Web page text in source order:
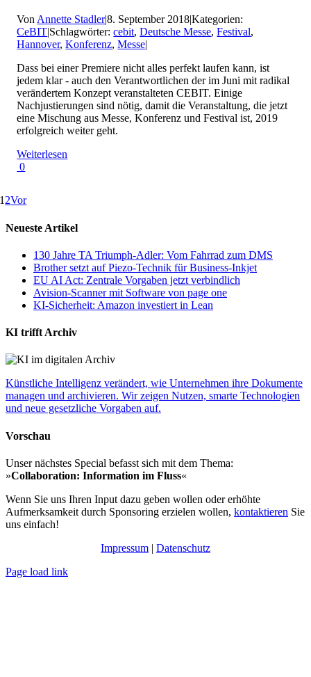
Von Annette Stadler|8. September 2018|Kategorien:
CeBIT|Schlagwörter:cebit,Deutsche Messe,Festival,
Hannover,Konferenz,Messe|
Dass bei einer Premiere nicht alles perfekt laufen kann, ist
jedem klar - auch den Verantwortlichen der im Juni mit radikal
verändertem Konzept veranstalteten CEBIT. Einige
Nachjustierungen sind nötig, damit die Veranstaltung, die jetzt
eine Mischung aus Messe, Konferenz und Festival ist, 2019
erfolgreich weiter geht.
Weiterlesen
0
1 2Vor
Neueste Artikel
130 Jahre TA Triumph-Adler: Vom Fahrrad zum DMS
Brother setzt auf Piezo-Technik für Business-Inkjet
EU AI Act: Zentrale Vorgaben jetzt verbindlich
Avision-Scanner mit Software von page one
KI-Sicherheit: Amazon investiert in Lean
KI trifft Archiv
Künstliche Intelligenz verändert, wie Unternehmen ihre Dokumente
managen und archivieren. Wir zeigen Nutzen, smarte Technologien
und neue gesetzliche Vorgaben auf.
Vorschau
Unser nächstes Special befasst sich mit dem Thema:
»Collaboration: Information im Fluss«
Wenn Sie uns Ihren Input dazu geben wollen oder erhöhte
Aufmerksamkeit durch Sponsoring erzielen wollen, kontaktieren Sie
uns einfach!
Impressum | Datenschutz
Page load link